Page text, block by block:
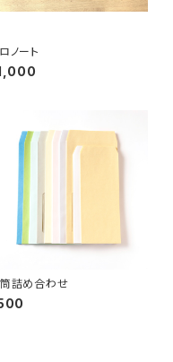
ノート
詰め合わせ